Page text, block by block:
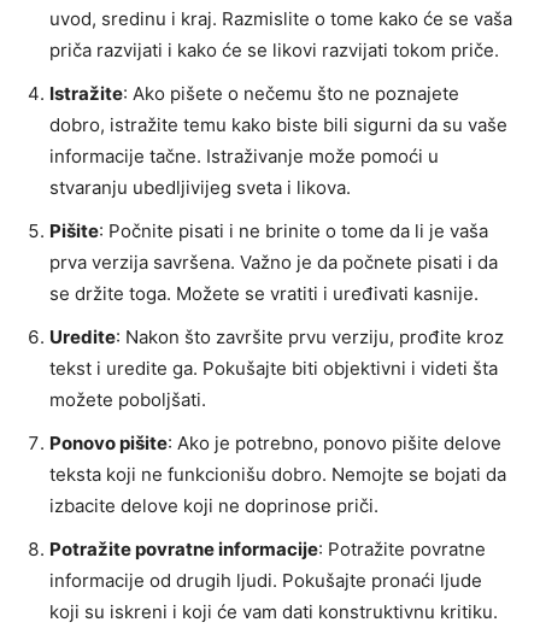
uvod, sredinu i kraj. Razmislite o tome kako će se vaša
priča razvijati i kako će se likovi razvijati tokom priče.
Istražite: Ako pišete o nečemu što ne poznajete
dobro, istražite temu kako biste bili sigurni da su vaše
informacije tačne. Istraživanje može pomoći u
stvaranju ubedljivijeg sveta i likova.
Pišite: Počnite pisati i ne brinite o tome da li je vaša
prva verzija savršena. Važno je da počnete pisati i da
se držite toga. Možete se vratiti i uređivati kasnije.
Uredite: Nakon što završite prvu verziju, prođite kroz
tekst i uredite ga. Pokušajte biti objektivni i videti šta
možete poboljšati.
Ponovo pišite: Ako je potrebno, ponovo pišite delove
teksta koji ne funkcionišu dobro. Nemojte se bojati da
izbacite delove koji ne doprinose priči.
Potražite povratne informacije: Potražite povratne
informacije od drugih ljudi. Pokušajte pronaći ljude
koji su iskreni i koji će vam dati konstruktivnu kritiku.